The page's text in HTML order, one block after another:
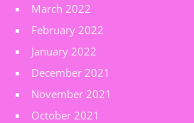
March 2022
February 2022
January 2022
December 2021
November 2021
October 2021